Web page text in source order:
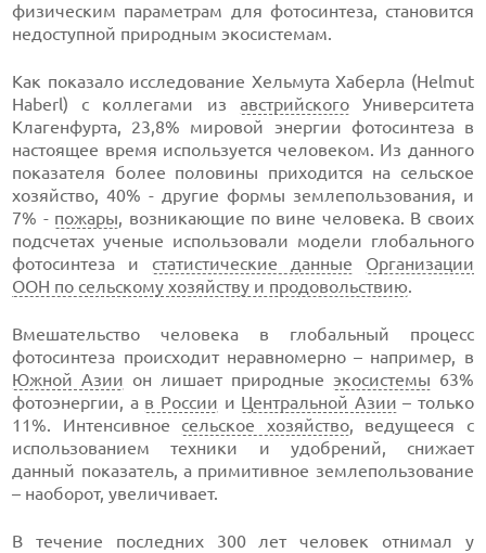
физическим параметрам для фотосинтеза, становится
недоступной природным экосистемам.
Как показало исследование Хельмута Хаберла (Helmut
Haberl) с коллегами из австрийскогоУниверситета
Клагенфурта, 23,8% мировой энергии фотосинтеза в
настоящее время используется человеком. Из данного
показателя более половины приходится на сельское
хозяйство, 40% - другие формы землепользования, и
7% - пожары, возникающие по вине человека. В своих
подсчетах ученые использовали модели глобального
фотосинтеза и статистические данные
Организации
ООН по сельскому хозяйству и продовольствию.
Вмешательство человека в глобальный процесс
фотосинтеза происходит неравномерно – например, в
Южной Азии он лишает природные экосистемы 63%
фотоэнергии, а в России и Центральной Азии – только
11%. Интенсивное сельское хозяйство, ведущееся с
использованием техники и удобрений, снижает
данный показатель, а примитивное землепользование
– наоборот, увеличивает.
В течение последних 300 лет человек отнимал у